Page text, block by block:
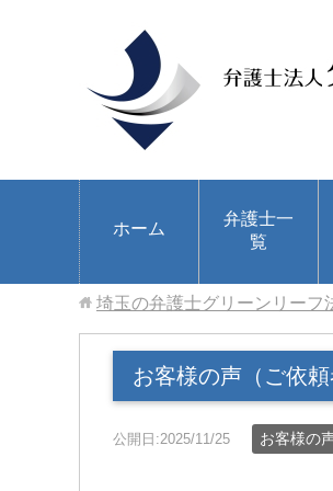
ホーム
弁護士一
覧
埼玉の弁護士グリーンリーフ
お客様の声（ご依
公開日:2025/11/25 お客様の